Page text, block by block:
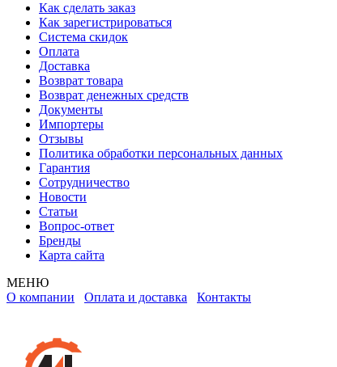
Как сделать заказ
Как зарегистрироваться
Система скидок
Оплата
Доставка
Возврат товара
Возврат денежных средств
Документы
Импортеры
Отзывы
Политика обработки персональных данных
Гарантия
Сотрудничество
Новости
Статьи
Вопрос-ответ
Бренды
Карта сайта
МЕНЮ
О компании Оплата и доставка Контакты